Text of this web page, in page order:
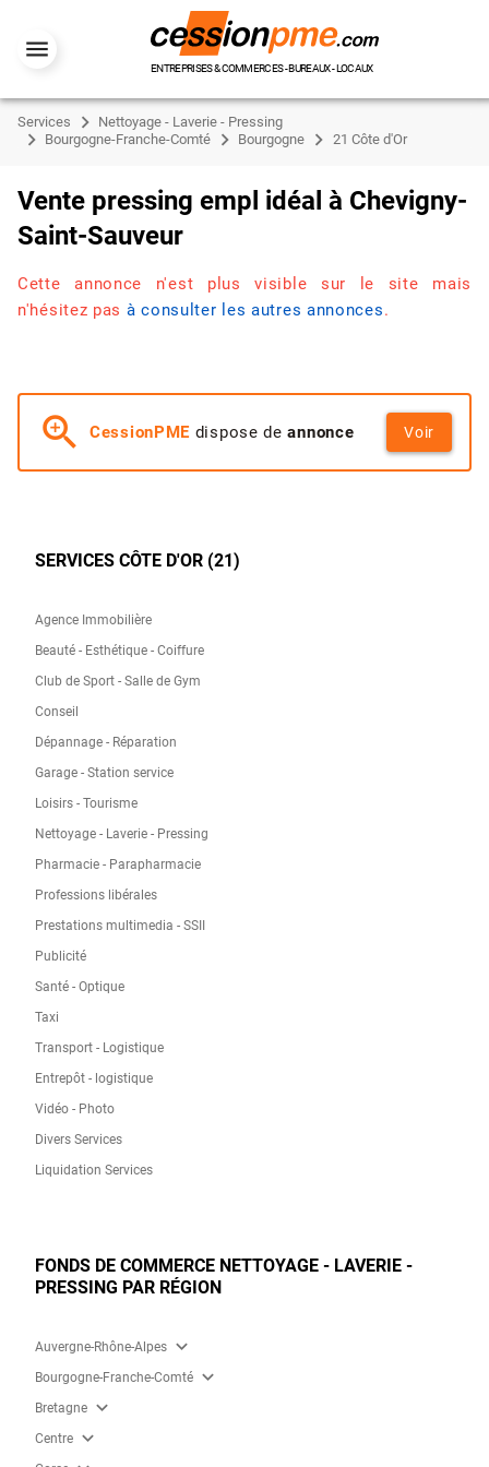
ENTREPRISES & COMMERCES - BUREAUX - LOCAUX
Services
Nettoyage - Laverie - Pressing
Bourgogne-Franche-Comté
Bourgogne 21 Côte d'Or
Vente pressing empl idéal à Chevigny-
Saint-Sauveur
Cette annonce n'est plus visible sur le site mais
n'hésitez pas à consulter les autres annonces.
zoom_in CessionPME dispose deannonce Voir
SERVICES CÔTE D'OR (21)
Agence Immobilière
Beauté - Esthétique - Coiffure
Club de Sport - Salle de Gym
Conseil
Dépannage - Réparation
Garage - Station service
Loisirs - Tourisme
Nettoyage - Laverie - Pressing
Pharmacie - Parapharmacie
Professions libérales
Prestations multimedia - SSII
Publicité
Santé - Optique
Taxi
Transport - Logistique
Entrepôt - logistique
Vidéo - Photo
Divers Services
Liquidation Services
FONDS DE COMMERCE NETTOYAGE - LAVERIE -
PRESSING PAR RÉGION
Auvergne-Rhône-Alpes expand_more
Bourgogne-Franche-Comté expand_more
Bretagne expand_more
Centre expand_more